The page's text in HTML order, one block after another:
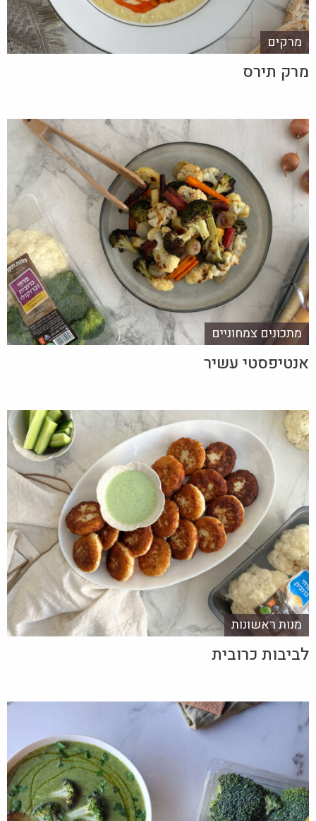
מרקים
מרק תירס
מתכונים צמחוניים
אנטיפסטי עשיר
מנות ראשונות
לביבות כרובית